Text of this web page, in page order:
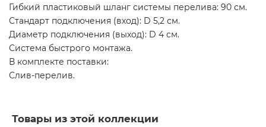
Гибкий пластиковый шланг системы перелива: 90 см.
Стандарт подключения (вход): D 5,2 см.
Диаметр подключения (выход): D 4 cм.
Система быстрого монтажа.
В комплекте поставки:
Слив-перелив.
Товары из этой коллекции